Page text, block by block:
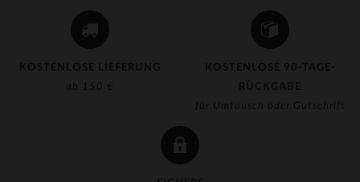
KOSTENLOSE LIEFERUNG
ab 150 €
KOSTENLOSE 90-TAGE-
RÜCKGABE
für Umtausch oder Gutschrift